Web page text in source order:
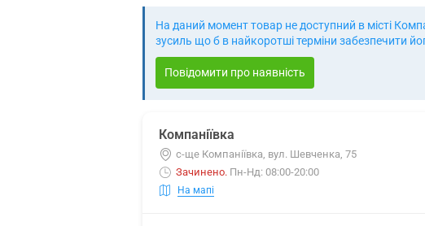
На даний момент товар не доступний в місті
зусиль що б в найкоротші терміни забезпечити
Повідомити про наявність
Компаніївка
с-ще Компаніївка, вул. Шевченка, 75
Зачинено. Пн-Нд: 08:00-20:00
На мапі